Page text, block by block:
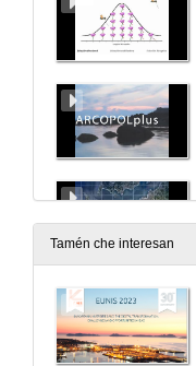
Tamén che interesan